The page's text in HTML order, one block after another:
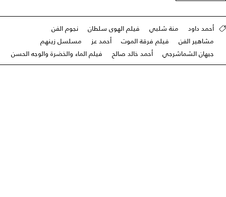
أحمد داود منة شلبي فيلم الهوى سلطان
نجوم الفن
مشاهير الفن
فيلم فرقة الموت أحمد عز
مسلسل زينهم
جيهان الشماشرجي
أحمد خالد صالح فيلم الماء والخضرة والوجه الحسن